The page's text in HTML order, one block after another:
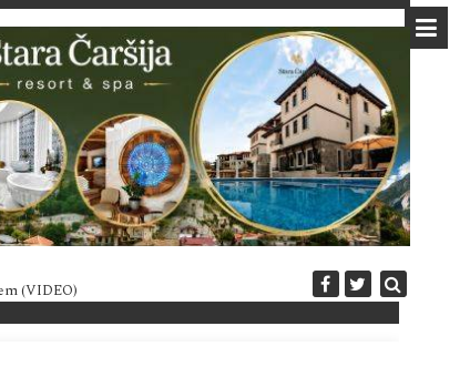
(VIDEO) Diplomatija po